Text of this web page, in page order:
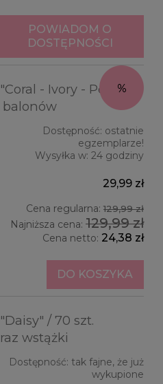
POWIADOM O
DOSTĘPNOŚCI
- Ivory - Peach -
balonów
Dostępność: ostatnie
egzemplarze!
Wysyłka w: 24 godziny
29,99 zł
Cena regularna: 129,99 zł
Najniższa cena: 129,99 zł
Cena netto: 24,38 zł
DO KOSZYKA
/ 70 szt.
wstążki
Dostępność: tak fajne, że już
wykupione